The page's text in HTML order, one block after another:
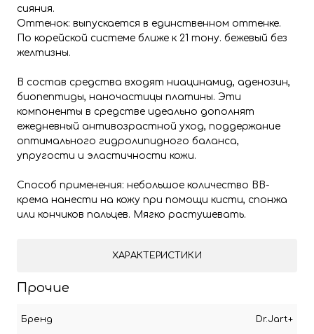
сияния.
Оттенок: выпускается в единственном оттенке.
По корейской системе ближе к 21 тону. бежевый без
желтизны.
В состав средства входят ниацинамид, аденозин,
биопептиды, наночастицы платины. Эти
компоненты в средстве идеально дополнят
ежедневный антивозрастной уход, поддержание
оптимального гидролипидного баланса,
упругости и эластичности кожи.
Способ применения: небольшое количество BB-
крема нанести на кожу при помощи кисти, спонжа
или кончиков пальцев. Мягко растушевать.
ХАРАКТЕРИСТИКИ
Прочие
Бренд Dr.Jart+